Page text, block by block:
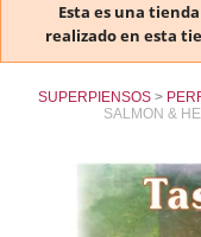
Esta es una
realizado en esta
SUPERPIENSOS
SALMON &